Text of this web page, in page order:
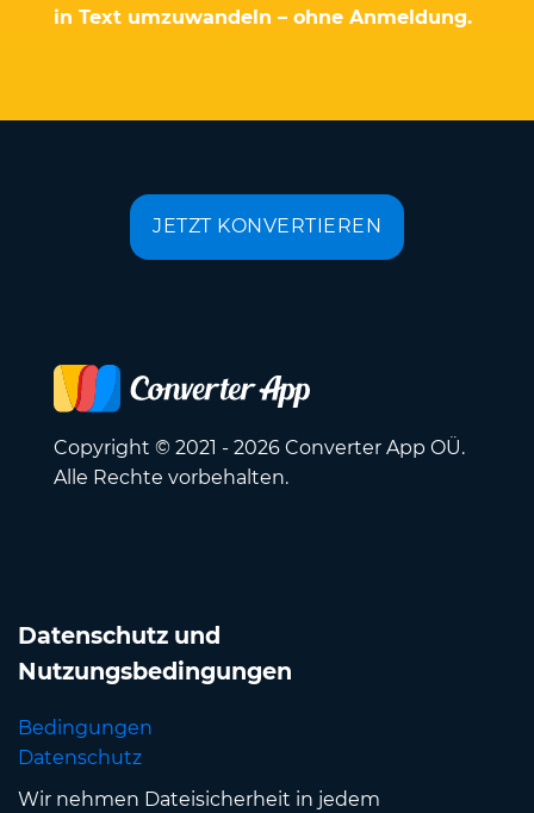
in Text umzuwandeln – ohne Anmeldung.
JETZT KONVERTIEREN
Copyright © 2021 - 2026 Converter App OÜ.
Alle Rechte vorbehalten.
Datenschutz und
Nutzungsbedingungen
Bedingungen
Datenschutz
Wir nehmen Dateisicherheit in jedem